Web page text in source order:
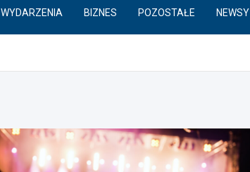
WYDARZENIA BIZNES POZOSTAŁE NEWSY